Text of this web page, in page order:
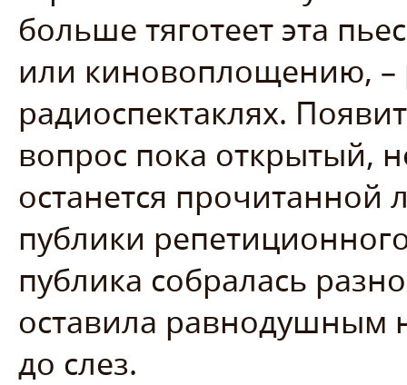
больше тяготеет эта
или киновоплощению, –
радиоспектаклях.
вопрос пока открытый,
останется
публики
публика собралась
оставила равнодушным
до слез.